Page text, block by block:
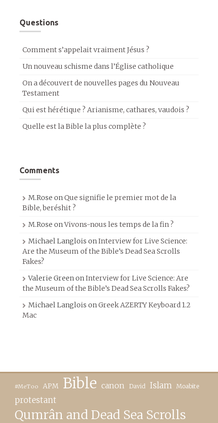
Questions
Comment s’appelait vraiment Jésus ?
Un nouveau schisme dans l’Église catholique
On a découvert de nouvelles pages du Nouveau
Testament
Qui est hérétique ? Arianisme, cathares, vaudois ?
Quelle est la Bible la plus complète ?
Comments
M.Rose onQue signifie le premier mot de la
Bible, beréshit ?
M.Rose onVivons-nous les temps de la fin ?
Michael Langlois onInterview for Live Science:
Are the Museum of the Bible’s Dead Sea Scrolls
Fakes?
Valerie GreenonInterview for Live Science: Are
the Museum of the Bible’s Dead Sea Scrolls Fakes?
Michael Langlois onGreek AZERTY Keyboard 1.2
Mac
#MeToo APM Bible canon David Islam Moabite
protestant
Qumrân and Dead Sea Scrolls